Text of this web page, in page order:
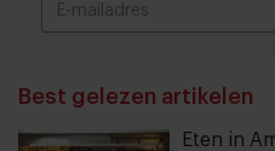
Best gelezen artikelen
Eten in